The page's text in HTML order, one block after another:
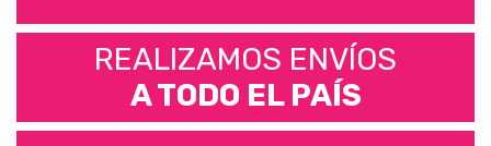
REALIZAMOS ENVÍOS
A TODO EL PAÍS